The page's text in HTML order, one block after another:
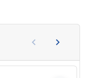
Vorige
keyboard_arrow_left keyboard_arrow_right